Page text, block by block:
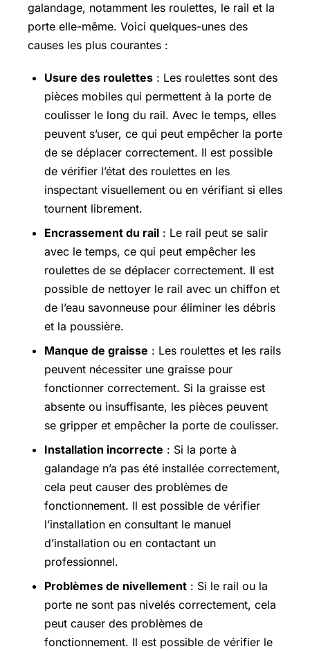
galandage, notamment les roulettes, le rail et la
porte elle-même. Voici quelques-unes des
causes les plus courantes :
Usure des roulettes : Les roulettes sont des
pièces mobiles qui permettent à la porte de
coulisser le long du rail. Avec le temps, elles
peuvent s’user, ce qui peut empêcher la porte
de se déplacer correctement. Il est possible
de vérifier l’état des roulettes en les
inspectant visuellement ou en vérifiant si elles
tournent librement.
Encrassement du rail : Le rail peut se salir
avec le temps, ce qui peut empêcher les
roulettes de se déplacer correctement. Il est
possible de nettoyer le rail avec un chiffon et
de l’eau savonneuse pour éliminer les débris
et la poussière.
Manque de graisse : Les roulettes et les rails
peuvent nécessiter une graisse pour
fonctionner correctement. Si la graisse est
absente ou insuffisante, les pièces peuvent
se gripper et empêcher la porte de coulisser.
Installation incorrecte : Si la porte à
galandage n’a pas été installée correctement,
cela peut causer des problèmes de
fonctionnement. Il est possible de vérifier
l’installation en consultant le manuel
d’installation ou en contactant un
professionnel.
Problèmes de nivellement : Si le rail ou la
porte ne sont pas nivelés correctement, cela
peut causer des problèmes de
fonctionnement. Il est possible de vérifier le